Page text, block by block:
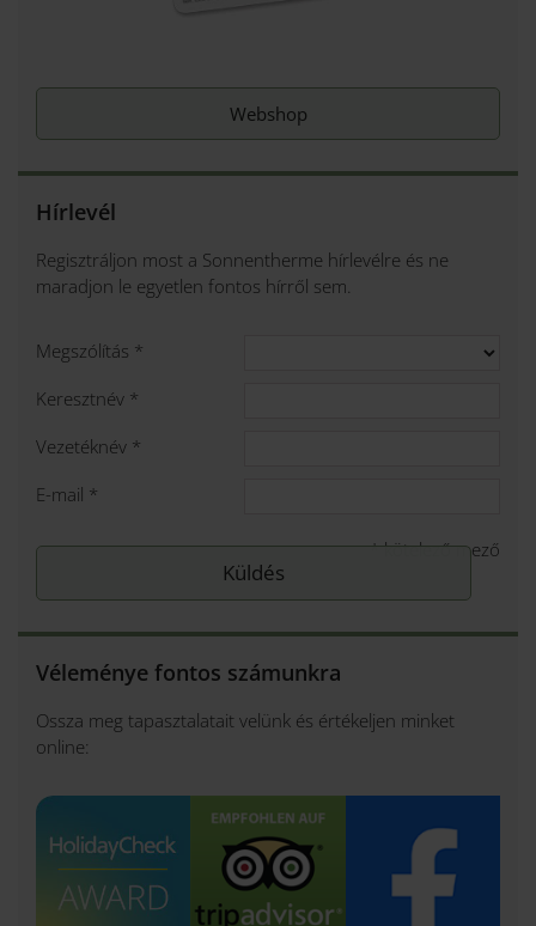
Webshop
Hírlevél
Regisztráljon most a Sonnentherme hírlevélre és ne
maradjon le egyetlen fontos hírről sem.
Megszólítás *
Keresztnév *
Vezetéknév *
E-mail *
*kötelező mező
Véleménye fontos számunkra
Ossza meg tapasztalatait velünk és értékeljen minket
online: